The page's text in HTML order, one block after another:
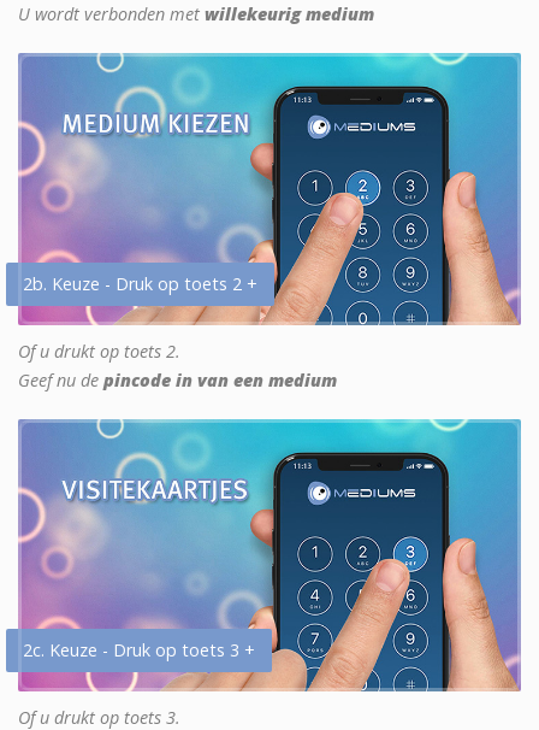
U wordt verbonden met willekeurig medium
2b. Keuze - Druk op toets 2 +
Of u drukt op toets 2.
Geef nu de pincode in van een medium
2c. Keuze - Druk op toets 3 +
Of u drukt op toets 3.